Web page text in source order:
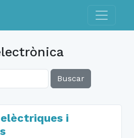
Toggle
Buscar
i